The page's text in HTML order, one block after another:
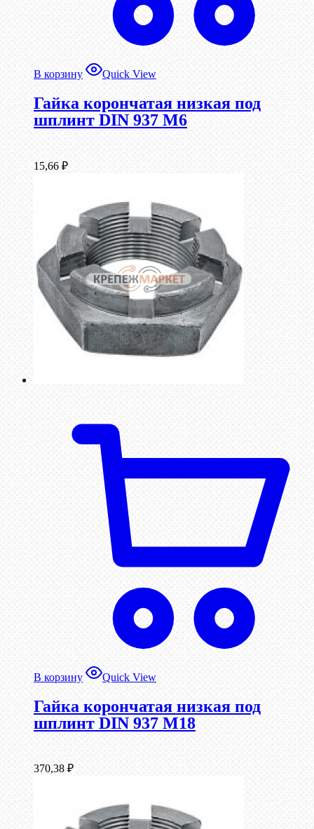
В корзину Quick View
Гайка корончатая низкая под
шплинт DIN 937 М6
15,66 ₽
В корзину Quick View
Гайка корончатая низкая под
шплинт DIN 937 М18
370,38 ₽